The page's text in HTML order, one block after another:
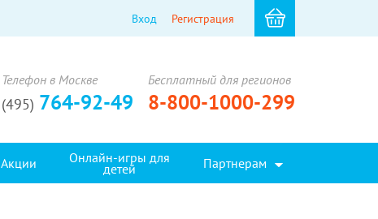
Вход Регистрация
Телефон в Москве
(495) 764-92-49
Бесплатный для регионов
8-800-1000-299
Акции Онлайн-игры для
детей Партнерам